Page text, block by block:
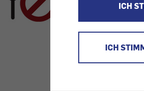
ICH
ICH
Was
Lebensmittel-
von Inzersdorfer,